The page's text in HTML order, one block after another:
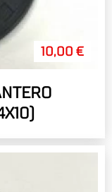
10,00 €